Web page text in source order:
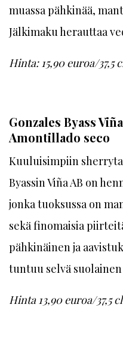
muassa pähkinää,
Jälkimaku herauttaa
Hinta: 15,90 euroa/37,5
Gonzales Byass
Amontillado seco
Kuuluisimpiin
Byassin Viña AB on
jonka tuoksussa on
sekä finomaisia
pähkinäinen ja
tuntuu selvä
Hinta 13,90 euroa/37,5 cl